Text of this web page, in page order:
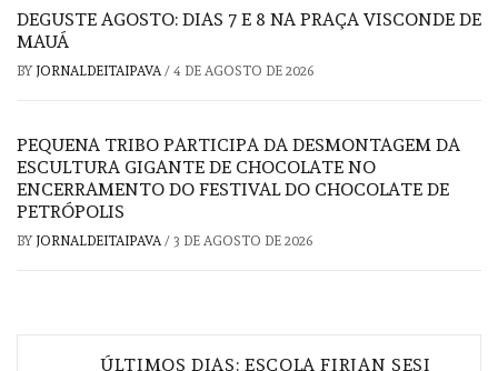
DEGUSTE AGOSTO: DIAS 7 E 8 NA PRAÇA VISCONDE DE
MAUÁ
BY JORNALDEITAIPAVA/ 4 DE AGOSTO DE 2026
PEQUENA TRIBO PARTICIPA DA DESMONTAGEM DA
ESCULTURA GIGANTE DE CHOCOLATE NO
ENCERRAMENTO DO FESTIVAL DO CHOCOLATE DE
PETRÓPOLIS
BY JORNALDEITAIPAVA/ 3 DE AGOSTO DE 2026
ÚLTIMOS DIAS: ESCOLA FIRJAN SESI